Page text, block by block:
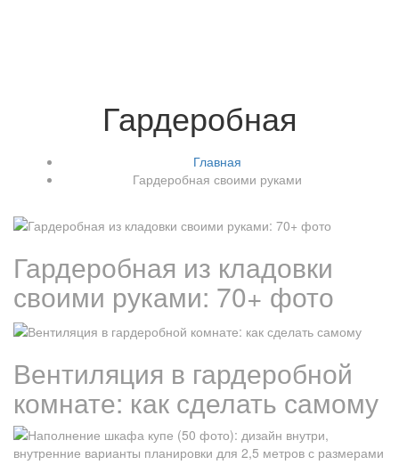
Гардеробная
Главная
Гардеробная своими руками
Гардеробная из кладовки
своими руками: 70+ фото
Вентиляция в гардеробной
комнате: как сделать самому